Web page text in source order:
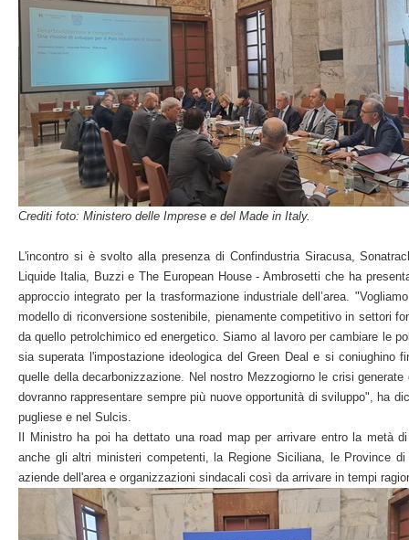
Crediti foto: Ministero delle Imprese e del Made in Italy.
L'incontro si è svolto alla presenza di Confindustria Siracusa,
Liquide Italia, Buzzi e The European House - Ambrosetti che ha
approccio integrato per la trasformazione industriale dell’area.
modello di riconversione sostenibile, pienamente competitivo in settori
da quello petrolchimico ed energetico. Siamo al lavoro per cambiare le
sia superata l'impostazione ideologica del Green Deal e si coniughino
quelle della decarbonizzazione. Nel nostro Mezzogiorno le crisi
dovranno rappresentare sempre più nuove opportunità di sviluppo", ha
pugliese e nel Sulcis.
Il Ministro ha poi ha dettato una road map per arrivare entro la metà
anche gli altri ministeri competenti, la Regione Siciliana, le Province
aziende dell'area e organizzazioni sindacali così da arrivare in tempi